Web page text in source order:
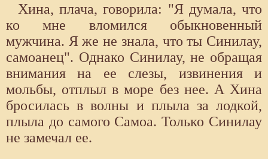
Хина, плача, говорила: "Я думала, что
ко мне вломился обыкновенный
мужчина. Я же не знала, что ты Синилау,
самоанец". Однако Синилау, не обращая
внимания на ее слезы, извинения и
мольбы, отплыл в море без нее. А Хина
бросилась в волны и плыла за лодкой,
плыла до самого Самоа. Только Синилау
не замечал ее.